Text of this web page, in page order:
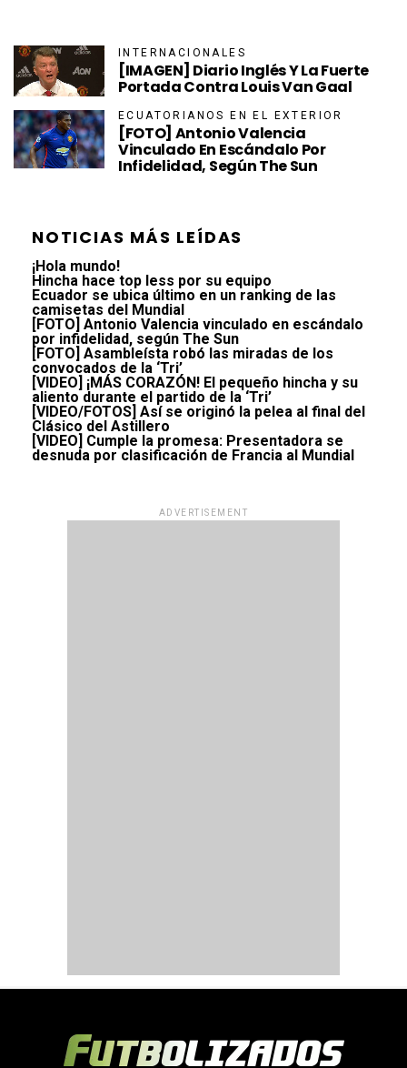
INTERNACIONALES
[IMAGEN] Diario Inglés Y La Fuerte
Portada Contra Louis Van Gaal
ECUATORIANOS EN EL EXTERIOR
[FOTO] Antonio Valencia
Vinculado En Escándalo Por
Infidelidad, Según The Sun
NOTICIAS MÁS LEÍDAS
¡Hola mundo!
Hincha hace top less por su equipo
Ecuador se ubica último en un ranking de las
camisetas del Mundial
[FOTO] Antonio Valencia vinculado en escándalo
por infidelidad, según The Sun
[FOTO] Asambleísta robó las miradas de los
convocados de la ‘Tri’
[VIDEO] ¡MÁS CORAZÓN! El pequeño hincha y su
aliento durante el partido de la ‘Tri’
[VIDEO/FOTOS] Así se originó la pelea al final del
Clásico del Astillero
[VIDEO] Cumple la promesa: Presentadora se
desnuda por clasificación de Francia al Mundial
ADVERTISEMENT